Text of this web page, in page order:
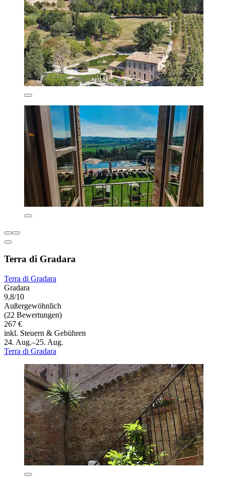
Terra di Gradara
Terra di Gradara
Gradara
9,8/10
Außergewöhnlich
(22 Bewertungen)
267 €
inkl. Steuern & Gebühren
24. Aug.–25. Aug.
Terra di Gradara